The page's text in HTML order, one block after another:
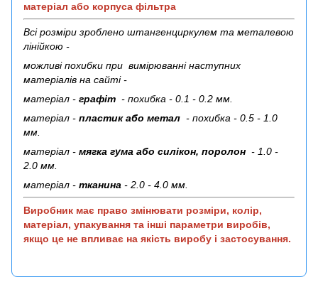
матеріал або корпуса фільтра
Всі розміри зроблено штангенциркулем та металевою
лінійкою -
можливі похибки при вимірюванні наступних
матеріалів на сайті -
матеріал - графіт - похибка - 0.1 - 0.2 мм.
матеріал - пластик або метал - похибка - 0.5 - 1.0
мм.
матеріал - мягка гума або силікон, поролон - 1.0 -
2.0 мм.
матеріал - тканина - 2.0 - 4.0 мм.
Виробник має право змінювати розміри, колір,
матеріал, упакування та інші параметри виробів,
якщо це не впливає на якість виробу і застосування.